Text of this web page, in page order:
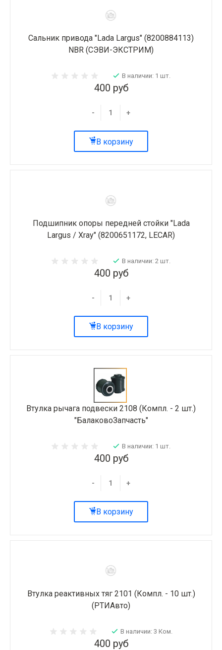
Сальник привода "Lada Largus" (8200884113)
NBR (СЭВИ-ЭКСТРИМ)
В наличии: 1 шт.
400 руб
- +
В корзину
Подшипник опоры передней стойки "Lada
Largus / Xray" (8200651172, LECAR)
В наличии: 2 шт.
400 руб
- +
В корзину
Втулка рычага подвески 2108 (Компл. - 2 шт.)
"БалаковоЗапчасть"
В наличии: 1 шт.
400 руб
- +
В корзину
Втулка реактивных тяг 2101 (Компл. - 10 шт.)
(РТИАвто)
В наличии: 3 Ком.
400 руб